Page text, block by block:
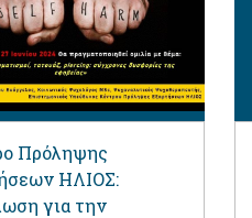
Πρόληψης
ΗΛΙΟΣ:
για την